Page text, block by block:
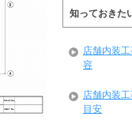
知っておきた
店舗内装
容
店舗内装
目安